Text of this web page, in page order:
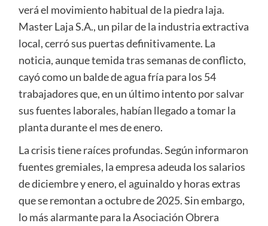
verá el movimiento habitual de la piedra laja.
Master Laja S.A., un pilar de la industria extractiva
local, cerró sus puertas definitivamente. La
noticia, aunque temida tras semanas de conflicto,
cayó como un balde de agua fría para los 54
trabajadores que, en un último intento por salvar
sus fuentes laborales, habían llegado a tomar la
planta durante el mes de enero.
La crisis tiene raíces profundas. Según informaron
fuentes gremiales, la empresa adeuda los salarios
de diciembre y enero, el aguinaldo y horas extras
que se remontan a octubre de 2025. Sin embargo,
lo más alarmante para la Asociación Obrera